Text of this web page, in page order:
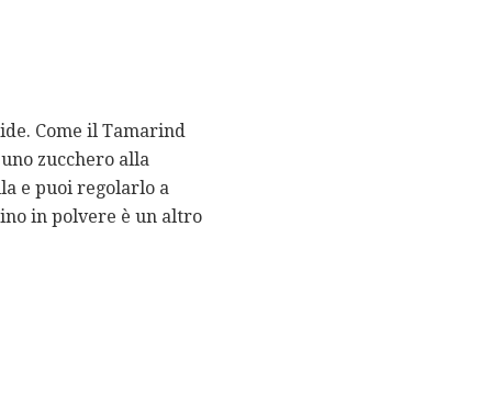
Come il Tamarind
zucchero alla
e puoi regolarlo a
in polvere è un altro